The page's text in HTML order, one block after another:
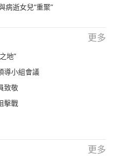
病逝女兒“重聚”
更多
地”
導小組會議
致敬
擊戰
更多